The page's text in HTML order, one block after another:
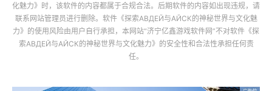
化魅力》 时，该软件的内容都属于合规合法。后期软件的内容如出现违规，请
联系网站管理员进行删除。软件《探索АВДЕЙ与АЙСК的神秘世界与文化魅
力》 的使用风险由用户自行承担，本网站“济宁亿鑫游戏软件网”不对软件 《探
索АВДЕЙ与АЙСК的神秘世界与文化魅力》 的安全性和合法性承担任何责
任。